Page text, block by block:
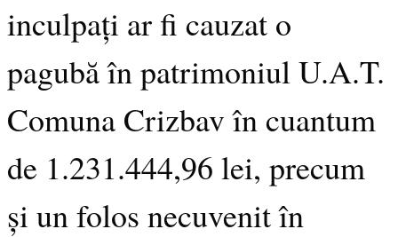
inculpați ar fi cauzat o
pagubă în patrimoniul U.A.T.
Comuna Crizbav în cuantum
de 1.231.444,96 lei, precum
și un folos necuvenit în